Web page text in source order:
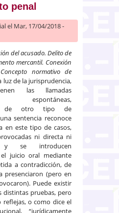
penal
el Mar, 17/04/2018 -
del acusado. Delito de
mercantil. Conexión
normativo de
luz de la jurisprudencia,
las llamadas
espontáneas,
de otro tipo de
sentencia reconoce
en este tipo de casos,
ni directa ni
y se introducen
juicio oral mediante
a contradicción, de
presenciaron (pero en
Puede existir
distintas pruebas, pero
reflejas, o como dice el
“jurídicamente